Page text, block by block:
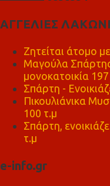
ΑΓΓΕΛΙΕΣ
Ζητείται άτομο
Μαγούλα
μονοκατοικία
Σπάρτη -
Πικουλιάνικα
100 τ.μ
Σπάρτη,
τ.μ
e-info.gr